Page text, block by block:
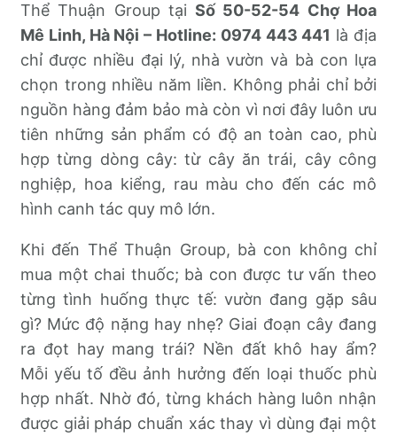
Thể Thuận Group tạiSố 50-52-54 Chợ Hoa
Mê Linh, Hà Nội – Hotline: 0974 443 441 là địa
chỉ được nhiều đại lý, nhà vườn và bà con lựa
chọn trong nhiều năm liền. Không phải chỉ bởi
nguồn hàng đảm bảo mà còn vì nơi đây luôn ưu
tiên những sản phẩm có độ an toàn cao, phù
hợp từng dòng cây: từ cây ăn trái, cây công
nghiệp, hoa kiểng, rau màu cho đến các mô
hình canh tác quy mô lớn.
Khi đến Thể Thuận Group, bà con không chỉ
mua một chai thuốc; bà con được tư vấn theo
từng tình huống thực tế: vườn đang gặp sâu
gì? Mức độ nặng hay nhẹ? Giai đoạn cây đang
ra đọt hay mang trái? Nền đất khô hay ẩm?
Mỗi yếu tố đều ảnh hưởng đến loại thuốc phù
hợp nhất. Nhờ đó, từng khách hàng luôn nhận
được giải pháp chuẩn xác thay vì dùng đại một